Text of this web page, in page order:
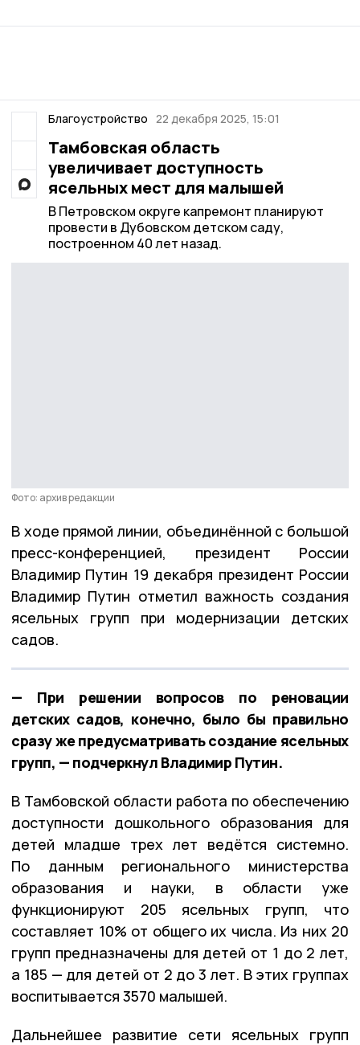
Благоустройство 22 декабря 2025, 15:01
Тамбовская область
увеличивает доступность
ясельных мест для малышей
В Петровском округе капремонт планируют
провести в Дубовском детском саду,
построенном 40 лет назад.
Фото: архив редакции
В ходе прямой линии, объединённой с большой
пресс-конференцией, президент России
Владимир Путин 19 декабря президент России
Владимир Путин отметил важность создания
ясельных групп при модернизации детских
садов.
— При решении вопросов по реновации
детских садов, конечно, было бы правильно
сразу же предусматривать создание ясельных
групп, — подчеркнул Владимир Путин.
В Тамбовской области работа по обеспечению
доступности дошкольного образования для
детей младше трех лет ведётся системно.
По данным регионального министерства
образования и науки, в области уже
функционируют 205 ясельных групп, что
составляет 10% от общего их числа. Из них 20
групп предназначены для детей от 1 до 2 лет,
а 185 — для детей от 2 до 3 лет. В этих группах
воспитывается 3570 малышей.
Дальнейшее развитие сети ясельных групп